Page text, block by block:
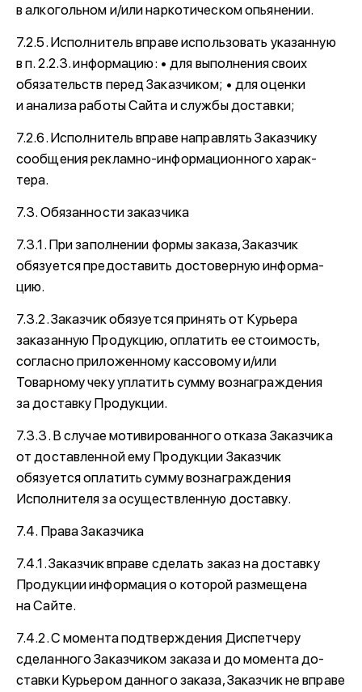
в алкогольном и/или наркотическом опьянении.
7.2.5. Исполнитель вправе использовать указанную
в п. 2.2.3. информацию: • для выполнения своих
обязательств перед Заказчиком; • для оценки
и анализа работы Сайта и службы доставки;
7.2.6. Исполнитель вправе направлять Заказчику
сообщения рекламно-информационного харак-
тера.
7.3. Обязанности заказчика
7.3.1. При заполнении формы заказа, Заказчик
обязуется предоставить достоверную информа-
цию.
7.3.2. Заказчик обязуется принять от Курьера
заказанную Продукцию, оплатить ее стоимость,
согласно приложенному кассовому и/или
Товарному чеку уплатить сумму вознаграждения
за доставку Продукции.
7.3.3. В случае мотивированного отказа Заказчика
от доставленной ему Продукции Заказчик
обязуется оплатить сумму вознаграждения
Исполнителя за осуществленную доставку.
7.4. Права Заказчика
7.4.1. Заказчик вправе сделать заказ на доставку
Продукции информация о которой размещена
на Сайте.
7.4.2. С момента подтверждения Диспетчеру
сделанного Заказчиком заказа и до момента до-
ставки Курьером данного заказа, Заказчик не вправе